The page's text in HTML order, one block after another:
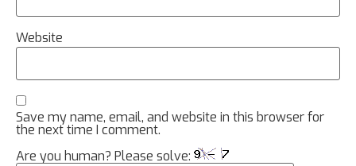
Website
Save my name, email, and website in this browser for
the next time I comment.
Are you human? Please solve: